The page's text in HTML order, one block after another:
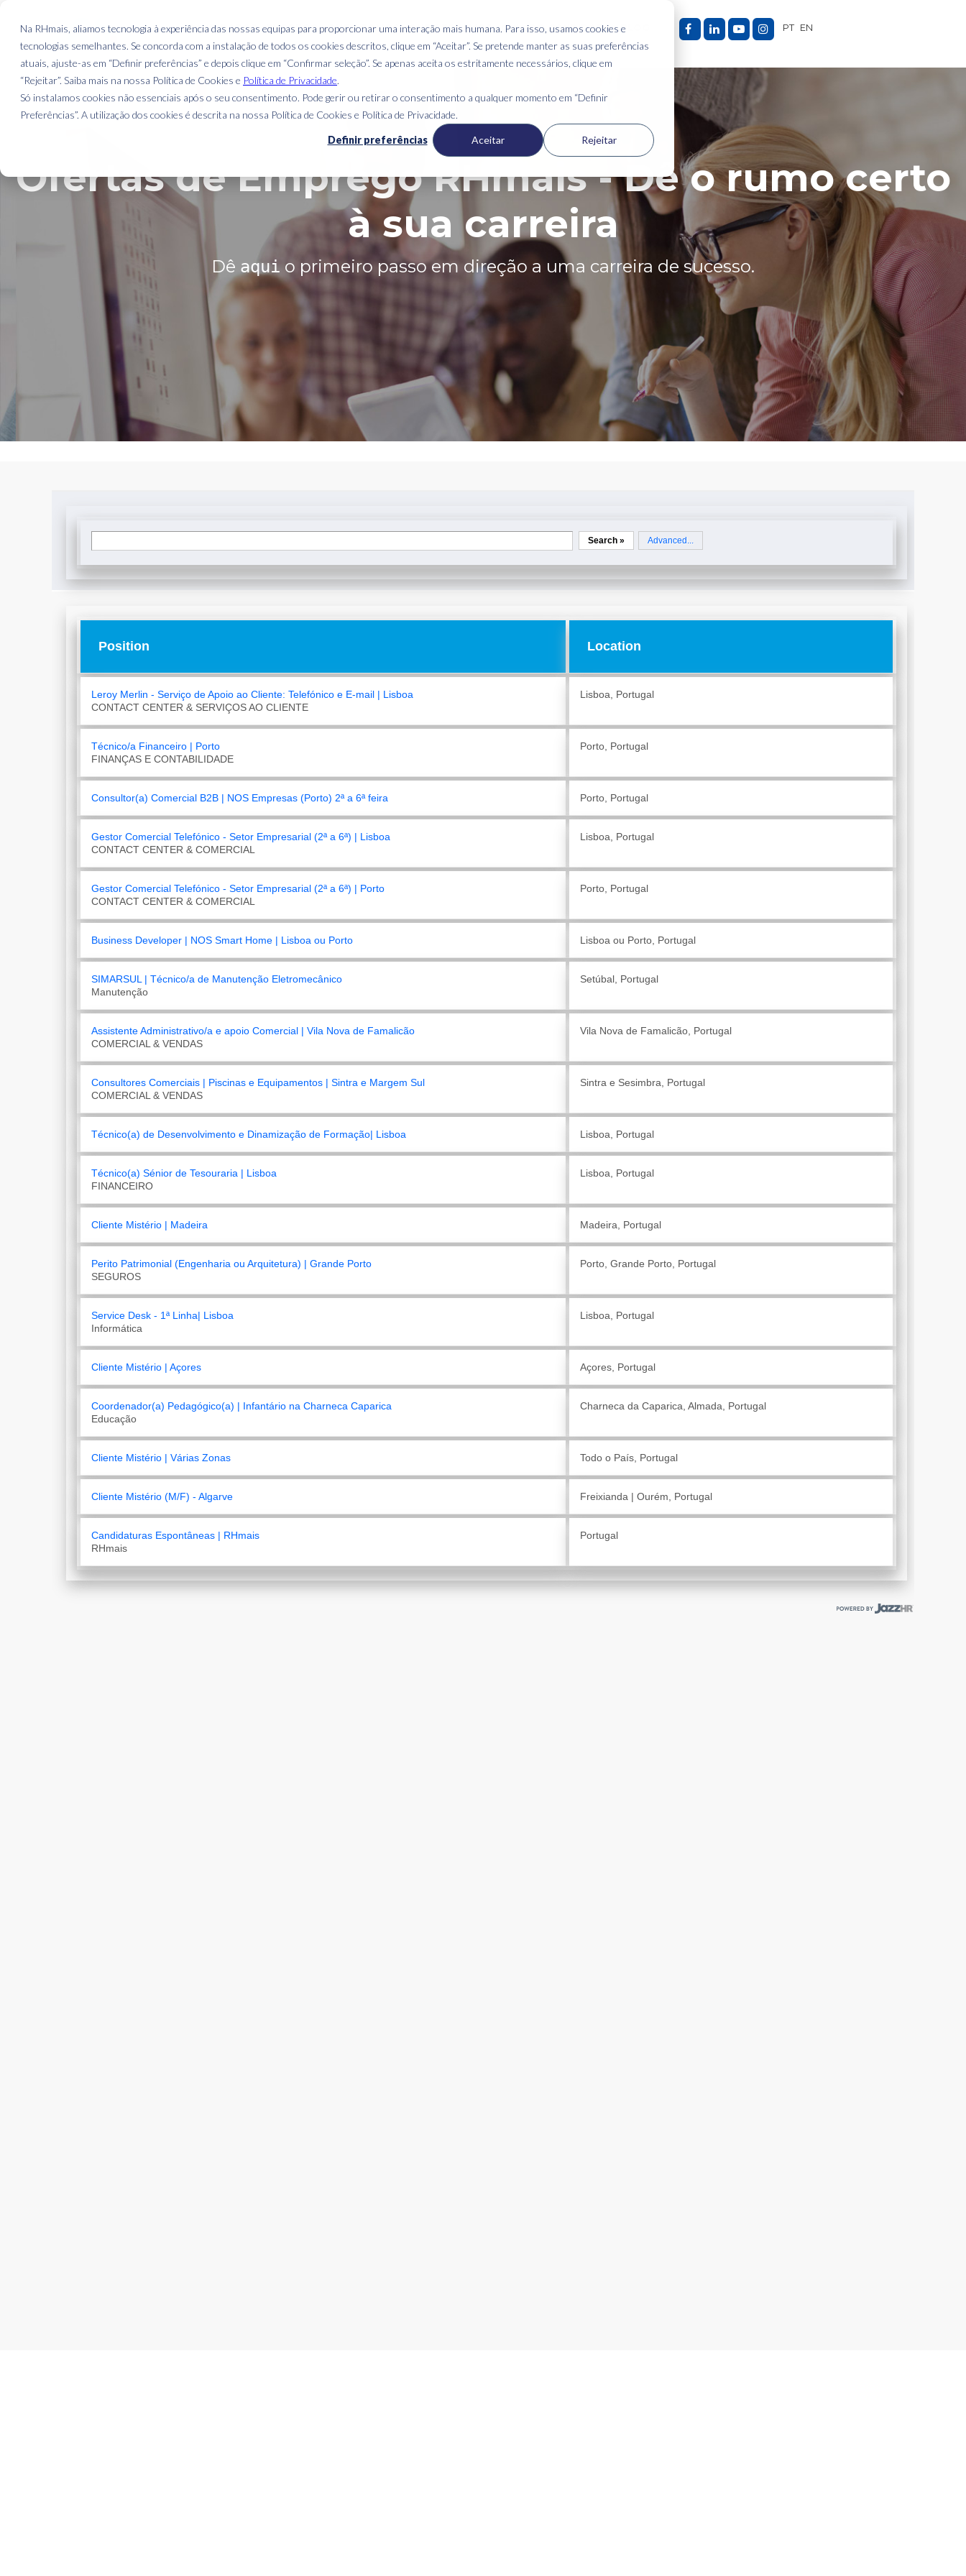
Na RHmais, aliamos tecnologia à experiência das nossas equipas para proporcionar uma interação mais humana. Para isso, usamos cookies e
tecnologias semelhantes. Se concorda com a instalação de todos os cookies descritos, clique em “Aceitar”. Se pretende manter as suas preferências
atuais, ajuste-as em “Definir preferências” e depois clique em “Confirmar seleção”. Se apenas aceita os estritamente necessários, clique em
“Rejeitar”. Saiba mais na nossa Política de Cookies e Política de Privacidade.
Só instalamos cookies não essenciais após o seu consentimento. Pode gerir ou retirar o consentimento a qualquer momento em “Definir
Preferências”. A utilização dos cookies é descrita na nossa Política de Cookies e Política de Privacidade.
Definir preferências Aceitar Rejeitar
CANDIDATOS EMPREGO QUEM SOMOS ONDE ESTAMOS GUIA DO CANDIDATO BLOG PT EN
Ofertas de Emprego RHmais - Dê o rumo certo
à sua carreira
Dê aqui o primeiro passo em direção a uma carreira de sucesso.